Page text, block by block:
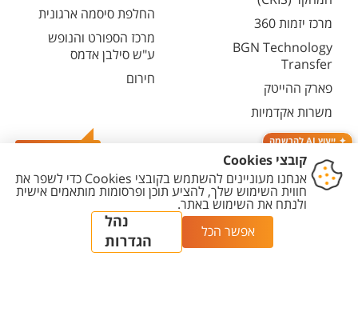
ייעוץ AI להרשמה
מרכז יזמות 360
BGN Technology
Transfer
פארק ההייטק
משרות אקדמיות
החלפת סיסמה ארגונית
מרכז הספורט והנופש
ע"ש סילבן אדמס
חירום
נגישות
מדיניות
מדיניות עריכת
תוכן